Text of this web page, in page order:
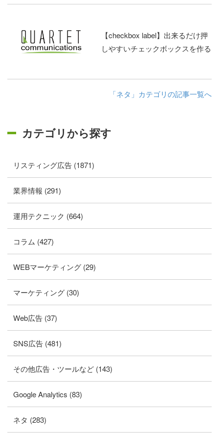
【checkbox label】出来るだけ押
しやすいチェックボックスを作る
「ネタ」カテゴリの記事一覧へ
カテゴリから探す
リスティング広告 (1871)
業界情報 (291)
運用テクニック (664)
コラム (427)
WEBマーケティング (29)
マーケティング (30)
Web広告 (37)
SNS広告 (481)
その他広告・ツールなど (143)
Google Analytics (83)
ネタ (283)